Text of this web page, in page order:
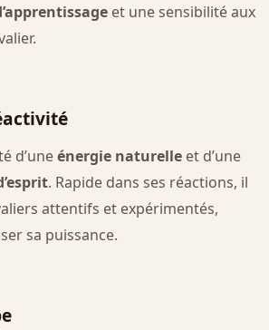
et une sensibilité aux
d’uneénergie naturelleet d’une
. Rapide dans ses réactions, il
attentifs et expérimentés,
sa puissance.